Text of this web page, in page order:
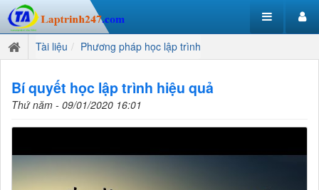
Tài liệu Phương pháp học lập trình
Bí quyết học lập trình hiệu quả
Thứ năm - 09/01/2020 16:01